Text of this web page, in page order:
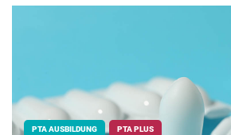
PTA AUSBILDUNG PTA PLUS